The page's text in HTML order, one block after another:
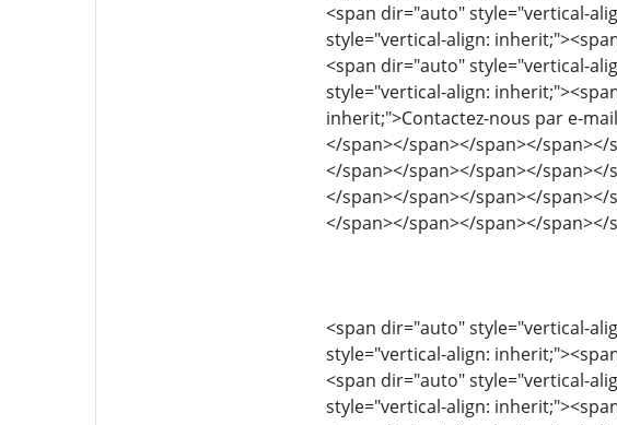
<span dir="auto" style="vertical-
style="vertical-align:
<span dir="auto" style="vertical-
style="vertical-align:
inherit;">Contactez-nous par e-
</span></span></span></
</span></span></span></
</span></span></span></
</span></span></span></
<span dir="auto" style="vertical-
style="vertical-align:
<span dir="auto" style="vertical-
style="vertical-align: